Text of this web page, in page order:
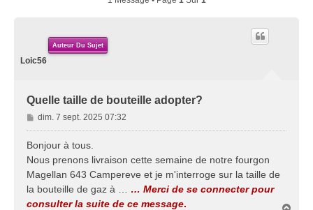
Auteur Du Sujet
Loic56
Quelle taille de bouteille adopter?
M
e
a
g
e
dim. 7 sept. 2025 07:32
Bonjour à tous.
Nous prenons livraison cette semaine de notre fourgon
Magellan 643 Campereve et je m'interroge sur la taille de
la bouteille de gaz à …
… Merci de se connecter pour
consulter la suite de ce message.